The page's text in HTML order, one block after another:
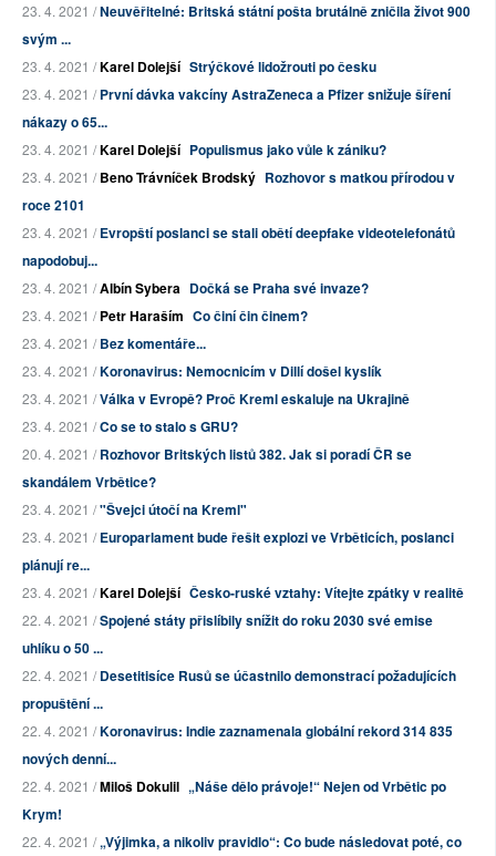
23. 4. 2021 /Neuvěřitelné: Britská státní pošta brutálně zničila život 900
svým ...
23. 4. 2021 /Karel Dolejší Strýčkové lidožrouti po česku
23. 4. 2021 /První dávka vakcíny AstraZeneca a Pfizer snižuje šíření
nákazy o 65...
23. 4. 2021 /Karel Dolejší Populismus jako vůle k zániku?
23. 4. 2021 /Beno Trávníček Brodský Rozhovor s matkou přírodou v
roce 2101
23. 4. 2021 /Evropští poslanci se stali obětí deepfake videotelefonátů
napodobuj...
23. 4. 2021 /Albín Sybera Dočká se Praha své invaze?
23. 4. 2021 /Petr Haraším Co činí čin činem?
23. 4. 2021 /Bez komentáře...
23. 4. 2021 /Koronavirus: Nemocnicím v Dillí došel kyslík
23. 4. 2021 /Válka v Evropě? Proč Kreml eskaluje na Ukrajině
23. 4. 2021 /Co se to stalo s GRU?
20. 4. 2021 /Rozhovor Britských listů 382. Jak si poradí ČR se
skandálem Vrbětice?
23. 4. 2021 /"Švejci útočí na Kreml"
23. 4. 2021 /Europarlament bude řešit explozi ve Vrběticích, poslanci
plánují re...
23. 4. 2021 /Karel Dolejší Česko-ruské vztahy: Vítejte zpátky v realitě
22. 4. 2021 /Spojené státy přislíbily snížit do roku 2030 své emise
uhlíku o 50 ...
22. 4. 2021 /Desetitisíce Rusů se účastnilo demonstrací požadujících
propuštění ...
22. 4. 2021 /Koronavirus: Indie zaznamenala globální rekord 314 835
nových denní...
22. 4. 2021 /Miloš Dokulil „Náše dělo právoje!“ Nejen od Vrbětic po
Krym!
22. 4. 2021 /„Výjimka, a nikoliv pravidlo“: Co bude následovat poté, co